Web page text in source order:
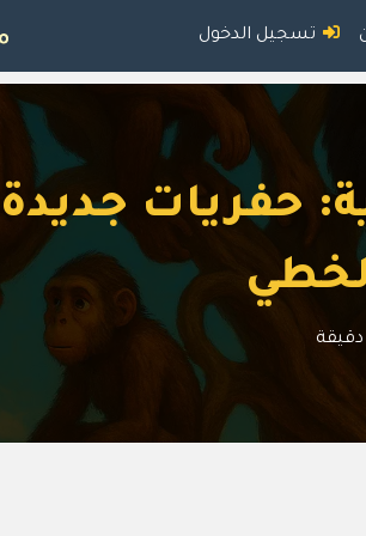
تسجيل الدخول
حفريات
دقيقة